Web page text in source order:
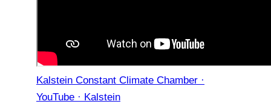
Kalstein Constant Climate Chamber ·
YouTube · Kalstein